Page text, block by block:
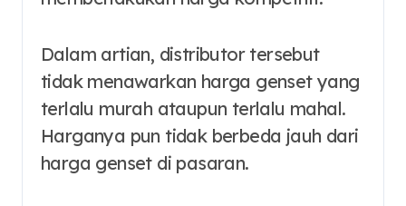
Dalam artian, distributor tersebut
tidak menawarkan harga genset yang
terlalu murah ataupun terlalu mahal.
Harganya pun tidak berbeda jauh dari
harga genset di pasaran.